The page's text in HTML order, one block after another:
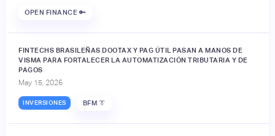
OPEN FINANCE 🔑
FINTECHS BRASILEÑAS DOOTAX Y PAG ÚTIL PASAN A MANOS DE
VISMA PARA FORTALECER LA AUTOMATIZACIÓN TRIBUTARIA Y DE
PAGOS
May 15, 2026
INVERSIONES BFM 👔